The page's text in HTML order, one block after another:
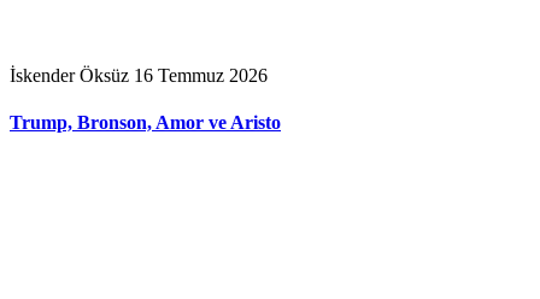
İskender Öksüz 16 Temmuz 2026
Trump, Bronson, Amor ve Aristo